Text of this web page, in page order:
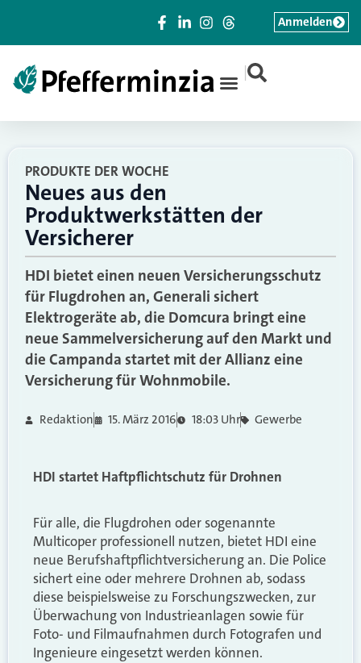
|
Anmelden
PRODUKTE DER WOCHE
Neues aus den
Produktwerkstätten der
Versicherer
HDI bietet einen neuen Versicherungsschutz
für Flugdrohen an, Generali sichert
Elektrogeräte ab, die Domcura bringt eine
neue Sammelversicherung auf den Markt und
die Campanda startet mit der Allianz eine
Versicherung für Wohnmobile.
Redaktion 15. März 2016 18:03 Uhr Gewerbe
HDI startet Haftpflichtschutz für Drohnen
Für alle, die Flugdrohen oder sogenannte
Multicoper professionell nutzen, bietet HDI eine
neue Berufshaftpflichtversicherung an. Die Police
sichert eine oder mehrere Drohnen ab, sodass
diese beispielsweise zu Forschungszwecken, zur
Überwachung von Industrieanlagen sowie für
Foto- und Filmaufnahmen durch Fotografen und
Ingenieure eingesetzt werden können.